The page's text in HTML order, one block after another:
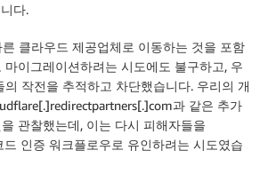
다.
클라우드 제공업체로 이동하는 것을 포함
이그레이션하려는 시도에도 불구하고, 우
작전을 추적하고 차단했습니다. 우리의 개
과 같은 추가
관찰했는데, 이는 다시 피해자들을
인증 워크플로우로 유인하려는 시도였습